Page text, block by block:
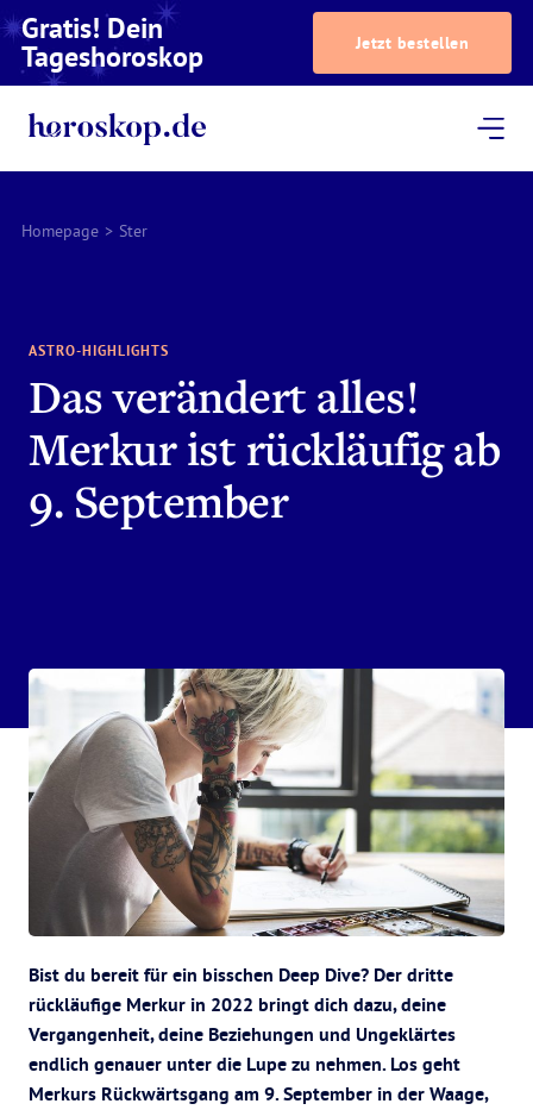
Gratis! Dein
Tageshoroskop Jetzt bestellen
Homepage > Ster
ASTRO-HIGHLIGHTS
Das verändert alles!
Merkur ist rückläufig ab
9. September
Bist du bereit für ein bisschen Deep Dive? Der dritte
rückläufige Merkur in 2022 bringt dich dazu, deine
Vergangenheit, deine Beziehungen und Ungeklärtes
endlich genauer unter die Lupe zu nehmen. Los geht
Merkurs Rückwärtsgang am 9. September in der Waage,